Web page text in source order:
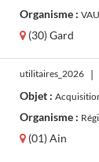
Organisme :
(30) Gard
utilitaires_2026 |
Objet :
Organisme :
(01) Ain